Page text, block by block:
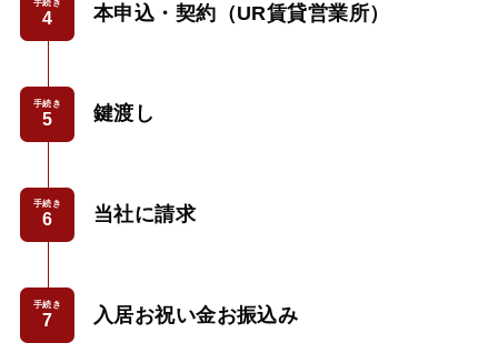
手続き 本申込・契約（UR賃貸営業所）
手続き 鍵渡し
手続き 当社に請求
手続き 入居お祝い金お振込み